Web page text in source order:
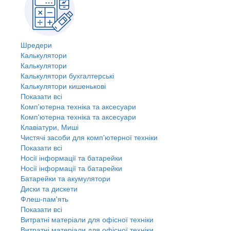
Шредери
Калькулятори
Калькулятори
Калькулятори бухгалтерські
Калькулятори кишенькові
Показати всі
Комп'ютерна техніка та аксесуари
Комп'ютерна техніка та аксесуари
Клавіатури, Миші
Чистячі засоби для комп'ютерної техніки
Показати всі
Носії інформації та батарейки
Носії інформації та батарейки
Батарейки та акумулятори
Диски та дискети
Флеш-пам'ять
Показати всі
Витратні матеріали для офісної техніки